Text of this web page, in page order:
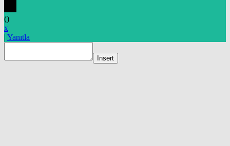
()
x
| Yanıtla
Insert